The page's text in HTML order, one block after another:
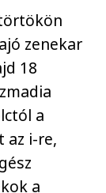
zenekar
18
a
az i-re,
a